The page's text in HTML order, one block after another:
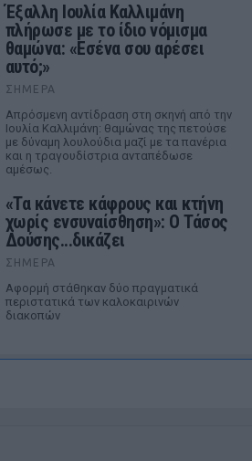
Έξαλλη Ιουλία Καλλιμάνη
πλήρωσε με το ίδιο νόμισμα
θαμώνα: «Εσένα σου αρέσει
αυτό;»
ΣΉΜΕΡΑ
Απρόσμενη αντίδραση στη σκηνή από την
Ιουλία Καλλιμάνη: θαμώνας της πετούσε
με δύναμη λουλούδια μαζί με τα πανέρια
και η τραγουδίστρια ανταπέδωσε
αμέσως.
«Τα κάνετε κάφρους και κτήνη
χωρίς ενσυναίσθηση»: Ο Τάσος
Δούσης...δικάζει
ΣΉΜΕΡΑ
Αφορμή στάθηκαν δύο πραγματικά
περιστατικά των καλοκαιρινών
διακοπών